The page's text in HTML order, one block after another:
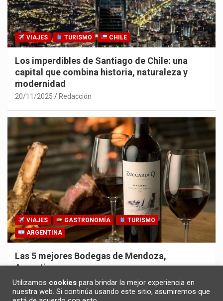
VIAJES TURISMO CHILE
Los imperdibles de Santiago de Chile: una
capital que combina historia, naturaleza y
modernidad
20/11/2025 Redacción
VIAJES GASTRONOMÍA
TURISMO
ARGENTINA
Las 5 mejores Bodegas de Mendoza,
Argentina
30/10/2025 Redacción
Utilizamos cookies para brindar la mejor experiencia en
nuestra web. Si continúa usando este sitio, asumiremos que